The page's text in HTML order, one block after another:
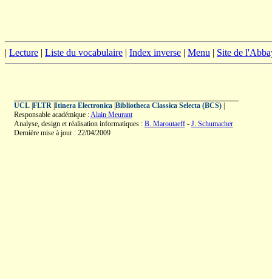
| Lecture | Liste du vocabulaire | Index inverse | Menu | Site de
UCL| FLTR| Itinera Electronica| Bibliotheca Classica Selecta (BCS)|
Responsable académique :Alain Meurant
Analyse, design et réalisation informatiques : B. Maroutaeff- J. Schumacher
Dernière mise à jour : 22/04/2009